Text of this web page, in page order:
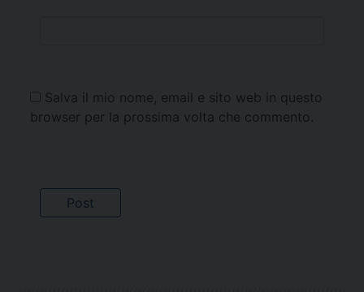
Salva il mio nome, email e sito web in questo
browser per la prossima volta che commento.